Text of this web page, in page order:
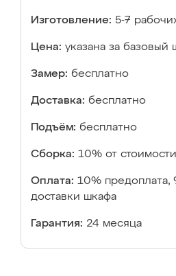
Изготовление: 5-7
Цена: указана за базовый
Замер: бесплатно
Доставка: бесплатно
Подъём: бесплатно
Сборка: 10% от
Оплата: 10% предоплата,
доставки шкафа
Гарантия: 24 месяца